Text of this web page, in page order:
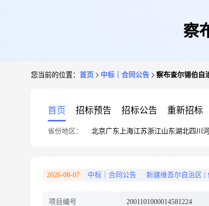
察
您当前的位置： 首页 中标｜合同公告 察布查尔锡伯自
首页 招标预告 招标公告 重新招标
省份地区： 北京广东 上海江苏浙江山东湖北四川
2026-08-07 中标｜合同公告 新疆维吾尔自治区
项目编号 2001101000014581224